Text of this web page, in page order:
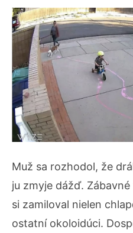
Muž sa rozhodol, že
ju zmyje dážď.
si zamiloval nielen
ostatní okoloidúci.